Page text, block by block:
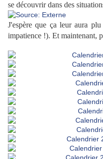
se découvrir dans des
J'espère que ça leur aura
impatience !). Et maintenant,